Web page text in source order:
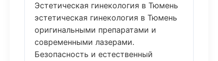
Эстетическая гинекология в Тюмень
эстетическая гинекология в Тюмень
оригинальными препаратами и
современными лазерами.
Безопасность и естественный